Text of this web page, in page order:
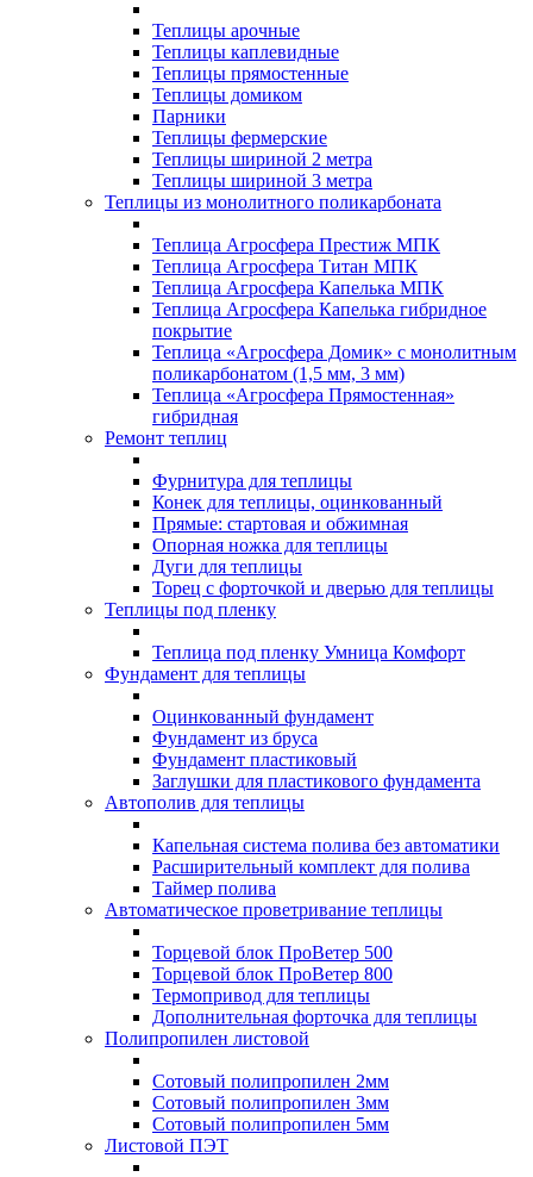
Теплицы арочные
Теплицы каплевидные
Теплицы прямостенные
Теплицы домиком
Парники
Теплицы фермерские
Теплицы шириной 2 метра
Теплицы шириной 3 метра
Теплицы из монолитного поликарбоната
Теплица Агросфера Престиж МПК
Теплица Агросфера Титан МПК
Теплица Агросфера Капелька МПК
Теплица Агросфера Капелька гибридное
покрытие
Теплица «Агросфера Домик» с монолитным
поликарбонатом (1,5 мм, 3 мм)
Теплица «Агросфера Прямостенная»
гибридная
Ремонт теплиц
Фурнитура для теплицы
Конек для теплицы, оцинкованный
Прямые: стартовая и обжимная
Опорная ножка для теплицы
Дуги для теплицы
Торец с форточкой и дверью для теплицы
Теплицы под пленку
Теплица под пленку Умница Комфорт
Фундамент для теплицы
Оцинкованный фундамент
Фундамент из бруса
Фундамент пластиковый
Заглушки для пластикового фундамента
Автополив для теплицы
Капельная система полива без автоматики
Расширительный комплект для полива
Таймер полива
Автоматическое проветривание теплицы
Торцевой блок ПроВетер 500
Торцевой блок ПроВетер 800
Термопривод для теплицы
Дополнительная форточка для теплицы
Полипропилен листовой
Сотовый полипропилен 2мм
Сотовый полипропилен 3мм
Сотовый полипропилен 5мм
Листовой ПЭТ